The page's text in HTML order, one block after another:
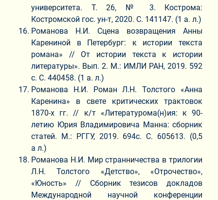
университета. Т. 26, № 3. Кострома:
Костромской гос. ун-т, 2020. С. 141147. (1 а. л.)
Романова Н.И. Сцена возвращения Анны
Карениной в Петербург: к истории текста
романа» // От истории текста к истории
литературы». Вып. 2. М.: ИМЛИ РАН, 2019. 592
с. С. 440458. (1 а. л.)
Романова Н.И. Роман Л.Н. Толстого «Анна
Каренина» в свете критических трактовок
1870-х гг. // к/т «Литературома(н)ия: к 90-
летию Юрия Владимировича Манна: сборник
статей. М.: РГГУ, 2019. 694с. С. 605613. (0,5
а л.)
Романова Н.И. Мир странничества в трилогии
Л.Н. Толстого «Детство», «Отрочество»,
«Юность» // Сборник тезисов докладов
Международной научной конференции